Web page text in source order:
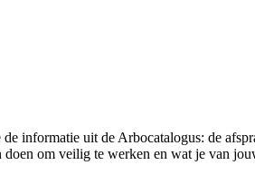
informatie uit de Arbocatalogus: de
doen om veilig te werken en wat je van